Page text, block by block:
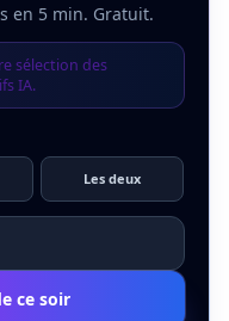
en 5 min. Gratuit.
sélection des
IA.
Les deux
ce soir